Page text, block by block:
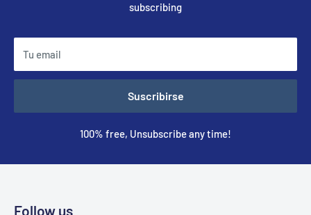
subscribing
Tu email
Suscribirse
100% free, Unsubscribe any time!
Follow us